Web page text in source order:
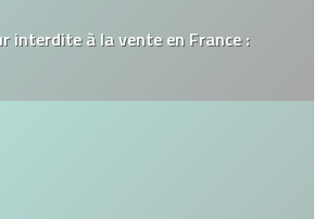
interdite à la vente en France :